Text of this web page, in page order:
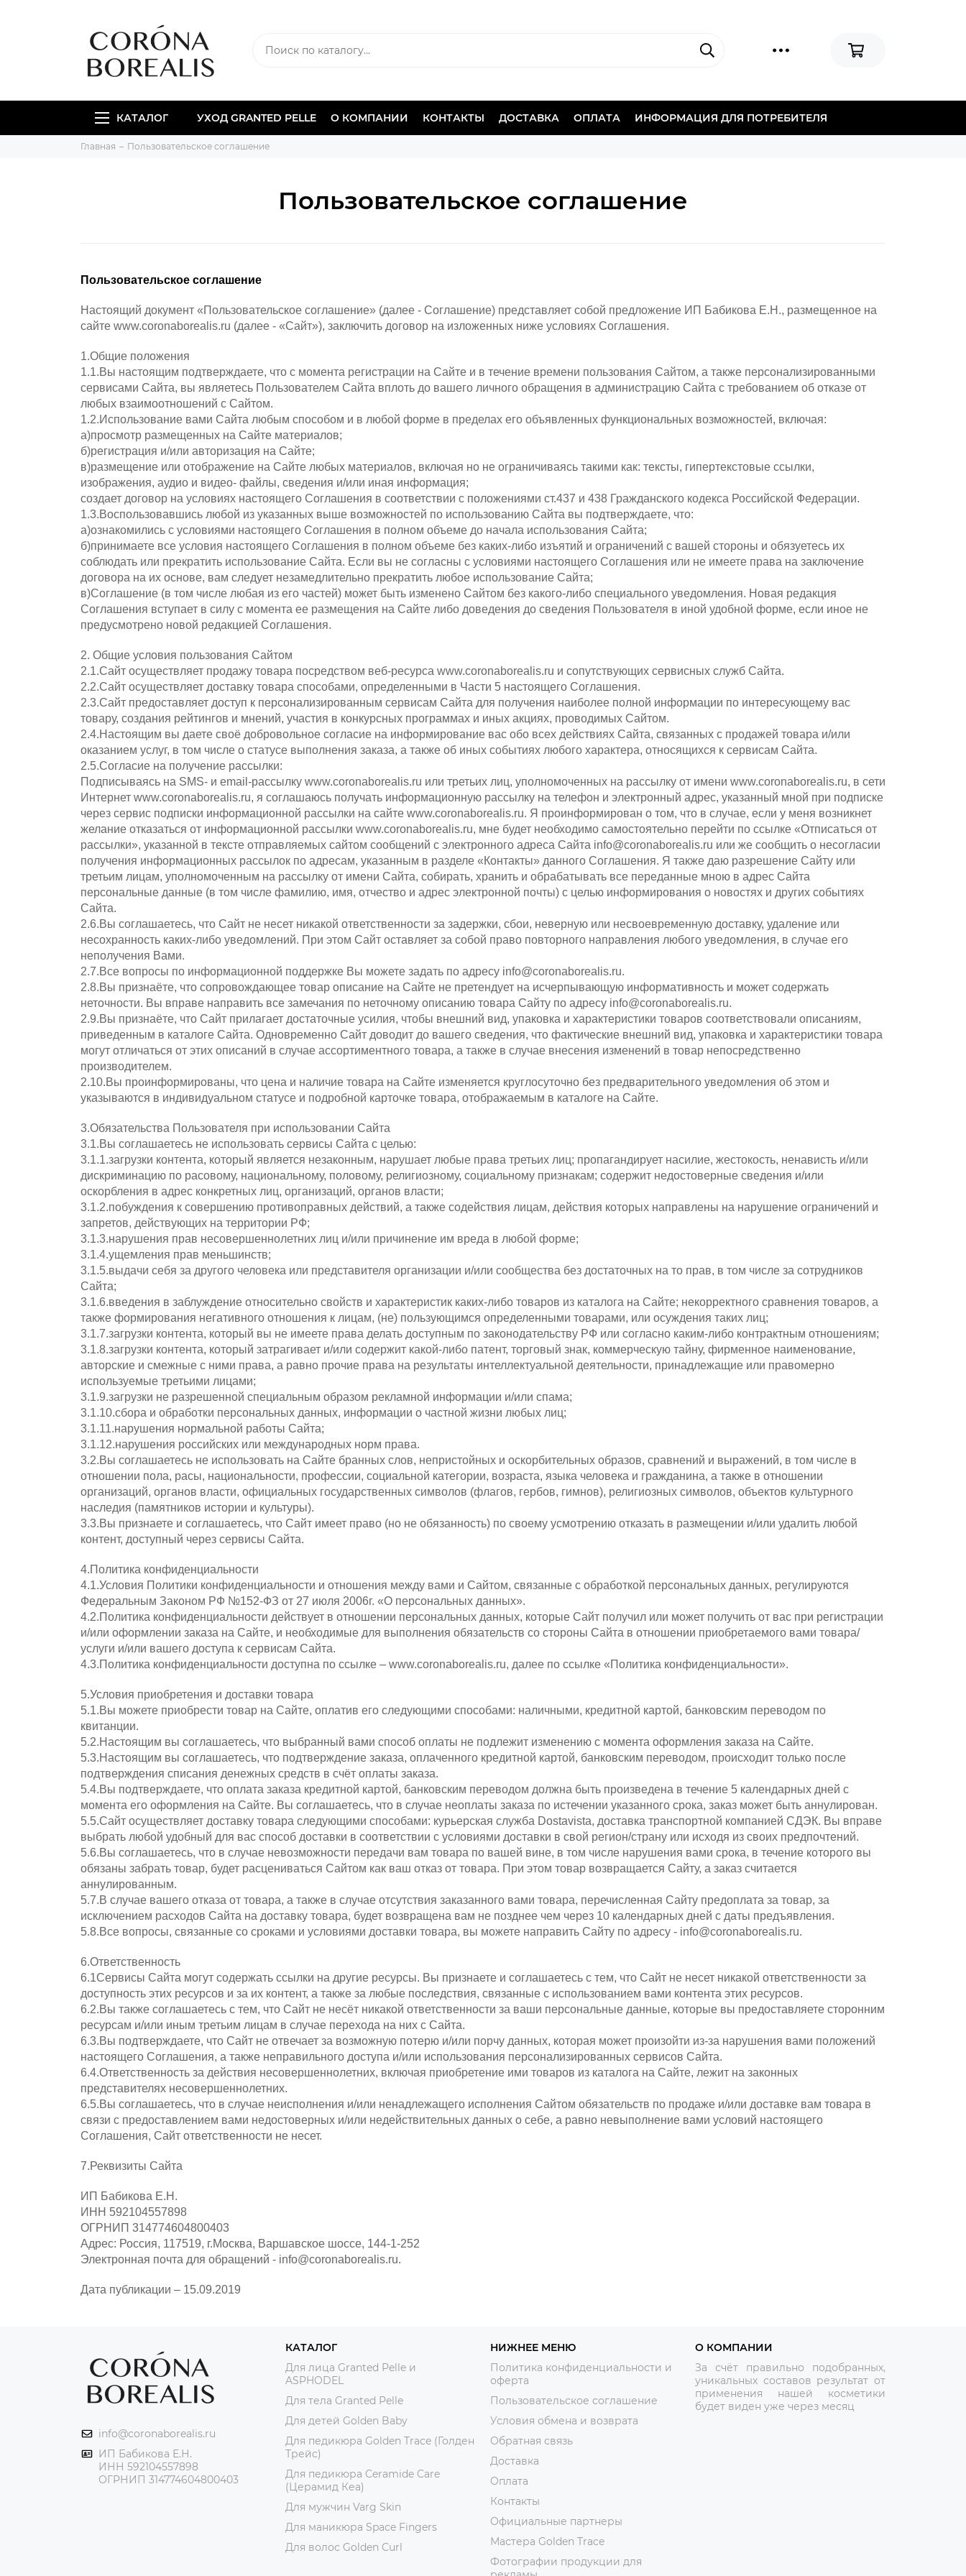
КАТАЛОГ УХОД GRANTED PELLE О КОМПАНИИ КОНТАКТЫ ДОСТАВКА ОПЛАТА ИНФОРМАЦИЯ ДЛЯ ПОТРЕБИТЕЛЯ
Главная Пользовательское соглашение
Пользовательское соглашение
Пользовательское соглашение
Настоящий документ «Пользовательское соглашение» (далее - Соглашение) представляет собой предложение ИП Бабикова Е.Н., размещенное на
сайте www.coronaborealis.ru (далее - «Сайт»), заключить договор на изложенных ниже условиях Соглашения.
1.Общие положения
1.1.Вы настоящим подтверждаете, что с момента регистрации на Сайте и в течение времени пользования Сайтом, а также персонализированными
сервисами Сайта, вы являетесь Пользователем Сайта вплоть до вашего личного обращения в администрацию Сайта с требованием об отказе от
любых взаимоотношений с Сайтом.
1.2.Использование вами Сайта любым способом и в любой форме в пределах его объявленных функциональных возможностей, включая:
а)просмотр размещенных на Сайте материалов;
б)регистрация и/или авторизация на Сайте;
в)размещение или отображение на Сайте любых материалов, включая но не ограничиваясь такими как: тексты, гипертекстовые ссылки,
изображения, аудио и видео- файлы, сведения и/или иная информация;
создает договор на условиях настоящего Соглашения в соответствии с положениями ст.437 и 438 Гражданского кодекса Российской Федерации.
1.3.Воспользовавшись любой из указанных выше возможностей по использованию Сайта вы подтверждаете, что:
а)ознакомились с условиями настоящего Соглашения в полном объеме до начала использования Сайта;
б)принимаете все условия настоящего Соглашения в полном объеме без каких-либо изъятий и ограничений с вашей стороны и обязуетесь их
соблюдать или прекратить использование Сайта. Если вы не согласны с условиями настоящего Соглашения или не имеете права на заключение
договора на их основе, вам следует незамедлительно прекратить любое использование Сайта;
в)Соглашение (в том числе любая из его частей) может быть изменено Сайтом без какого-либо специального уведомления. Новая редакция
Соглашения вступает в силу с момента ее размещения на Сайте либо доведения до сведения Пользователя в иной удобной форме, если иное не
предусмотрено новой редакцией Соглашения.
2. Общие условия пользования Сайтом
2.1.Сайт осуществляет продажу товара посредством веб-ресурса www.coronaborealis.ru и сопутствующих сервисных служб Сайта.
2.2.Сайт осуществляет доставку товара способами, определенными в Части 5 настоящего Соглашения.
2.3.Сайт предоставляет доступ к персонализированным сервисам Сайта для получения наиболее полной информации по интересующему вас
товару, создания рейтингов и мнений, участия в конкурсных программах и иных акциях, проводимых Сайтом.
2.4.Настоящим вы даете своё добровольное согласие на информирование вас обо всех действиях Сайта, связанных с продажей товара и/или
оказанием услуг, в том числе о статусе выполнения заказа, а также об иных событиях любого характера, относящихся к сервисам Сайта.
2.5.Согласие на получение рассылки:
Подписываясь на SMS- и email-рассылку www.coronaborealis.ru или третьих лиц, уполномоченных на рассылку от имени www.coronaborealis.ru, в сети
Интернет www.coronaborealis.ru, я соглашаюсь получать информационную рассылку на телефон и электронный адрес, указанный мной при подписке
через сервис подписки информационной рассылки на сайте www.coronaborealis.ru. Я проинформирован о том, что в случае, если у меня возникнет
желание отказаться от информационной рассылки www.coronaborealis.ru, мне будет необходимо самостоятельно перейти по ссылке «Отписаться от
рассылки», указанной в тексте отправляемых сайтом сообщений с электронного адреса Сайта info@coronaborealis.ru или же сообщить о несогласии
получения информационных рассылок по адресам, указанным в разделе «Контакты» данного Соглашения. Я также даю разрешение Сайту или
третьим лицам, уполномоченным на рассылку от имени Сайта, собирать, хранить и обрабатывать все переданные мною в адрес Сайта
персональные данные (в том числе фамилию, имя, отчество и адрес электронной почты) с целью информирования о новостях и других событиях
Сайта.
2.6.Вы соглашаетесь, что Сайт не несет никакой ответственности за задержки, сбои, неверную или несвоевременную доставку, удаление или
несохранность каких-либо уведомлений. При этом Сайт оставляет за собой право повторного направления любого уведомления, в случае его
неполучения Вами.
2.7.Все вопросы по информационной поддержке Вы можете задать по адресу info@coronaborealis.ru.
2.8.Вы признаёте, что сопровождающее товар описание на Сайте не претендует на исчерпывающую информативность и может содержать
неточности. Вы вправе направить все замечания по неточному описанию товара Сайту по адресу info@coronaborealis.ru.
2.9.Вы признаёте, что Сайт прилагает достаточные усилия, чтобы внешний вид, упаковка и характеристики товаров соответствовали описаниям,
приведенным в каталоге Сайта. Одновременно Сайт доводит до вашего сведения, что фактические внешний вид, упаковка и характеристики товара
могут отличаться от этих описаний в случае ассортиментного товара, а также в случае внесения изменений в товар непосредственно
производителем.
2.10.Вы проинформированы, что цена и наличие товара на Сайте изменяется круглосуточно без предварительного уведомления об этом и
указываются в индивидуальном статусе и подробной карточке товара, отображаемым в каталоге на Сайте.
3.Обязательства Пользователя при использовании Сайта
3.1.Вы соглашаетесь не использовать сервисы Сайта с целью:
3.1.1.загрузки контента, который является незаконным, нарушает любые права третьих лиц; пропагандирует насилие, жестокость, ненависть и/или
дискриминацию по расовому, национальному, половому, религиозному, социальному признакам; содержит недостоверные сведения и/или
оскорбления в адрес конкретных лиц, организаций, органов власти;
3.1.2.побуждения к совершению противоправных действий, а также содействия лицам, действия которых направлены на нарушение ограничений и
запретов, действующих на территории РФ;
3.1.3.нарушения прав несовершеннолетних лиц и/или причинение им вреда в любой форме;
3.1.4.ущемления прав меньшинств;
3.1.5.выдачи себя за другого человека или представителя организации и/или сообщества без достаточных на то прав, в том числе за сотрудников
Сайта;
3.1.6.введения в заблуждение относительно свойств и характеристик каких-либо товаров из каталога на Сайте; некорректного сравнения товаров, а
также формирования негативного отношения к лицам, (не) пользующимся определенными товарами, или осуждения таких лиц;
3.1.7.загрузки контента, который вы не имеете права делать доступным по законодательству РФ или согласно каким-либо контрактным отношениям;
3.1.8.загрузки контента, который затрагивает и/или содержит какой-либо патент, торговый знак, коммерческую тайну, фирменное наименование,
авторские и смежные с ними права, а равно прочие права на результаты интеллектуальной деятельности, принадлежащие или правомерно
используемые третьими лицами;
3.1.9.загрузки не разрешенной специальным образом рекламной информации и/или спама;
3.1.10.сбора и обработки персональных данных, информации о частной жизни любых лиц;
3.1.11.нарушения нормальной работы Сайта;
3.1.12.нарушения российских или международных норм права.
3.2.Вы соглашаетесь не использовать на Сайте бранных слов, непристойных и оскорбительных образов, сравнений и выражений, в том числе в
отношении пола, расы, национальности, профессии, социальной категории, возраста, языка человека и гражданина, а также в отношении
организаций, органов власти, официальных государственных символов (флагов, гербов, гимнов), религиозных символов, объектов культурного
наследия (памятников истории и культуры).
3.3.Вы признаете и соглашаетесь, что Сайт имеет право (но не обязанность) по своему усмотрению отказать в размещении и/или удалить любой
контент, доступный через сервисы Сайта.
4.Политика конфиденциальности
4.1.Условия Политики конфиденциальности и отношения между вами и Сайтом, связанные с обработкой персональных данных, регулируются
Федеральным Законом РФ №152-ФЗ от 27 июля 2006г. «О персональных данных».
4.2.Политика конфиденциальности действует в отношении персональных данных, которые Сайт получил или может получить от вас при регистрации
и/или оформлении заказа на Сайте, и необходимые для выполнения обязательств со стороны Сайта в отношении приобретаемого вами товара/
услуги и/или вашего доступа к сервисам Сайта.
4.3.Политика конфиденциальности доступна по ссылке – www.coronaborealis.ru, далее по ссылке «Политика конфиденциальности».
5.Условия приобретения и доставки товара
5.1.Вы можете приобрести товар на Сайте, оплатив его следующими способами: наличными, кредитной картой, банковским переводом по
квитанции.
5.2.Настоящим вы соглашаетесь, что выбранный вами способ оплаты не подлежит изменению с момента оформления заказа на Сайте.
5.3.Настоящим вы соглашаетесь, что подтверждение заказа, оплаченного кредитной картой, банковским переводом, происходит только после
подтверждения списания денежных средств в счёт оплаты заказа.
5.4.Вы подтверждаете, что оплата заказа кредитной картой, банковским переводом должна быть произведена в течение 5 календарных дней с
момента его оформления на Сайте. Вы соглашаетесь, что в случае неоплаты заказа по истечении указанного срока, заказ может быть аннулирован.
5.5.Сайт осуществляет доставку товара следующими способами: курьерская служба Dostavista, доставка транспортной компанией СДЭК. Вы вправе
выбрать любой удобный для вас способ доставки в соответствии с условиями доставки в свой регион/страну или исходя из своих предпочтений.
5.6.Вы соглашаетесь, что в случае невозможности передачи вам товара по вашей вине, в том числе нарушения вами срока, в течение которого вы
обязаны забрать товар, будет расцениваться Сайтом как ваш отказ от товара. При этом товар возвращается Сайту, а заказ считается
аннулированным.
5.7.В случае вашего отказа от товара, а также в случае отсутствия заказанного вами товара, перечисленная Сайту предоплата за товар, за
исключением расходов Сайта на доставку товара, будет возвращена вам не позднее чем через 10 календарных дней с даты предъявления.
5.8.Все вопросы, связанные со сроками и условиями доставки товара, вы можете направить Сайту по адресу - info@coronaborealis.ru.
6.Ответственность
6.1Сервисы Сайта могут содержать ссылки на другие ресурсы. Вы признаете и соглашаетесь с тем, что Сайт не несет никакой ответственности за
доступность этих ресурсов и за их контент, а также за любые последствия, связанные с использованием вами контента этих ресурсов.
6.2.Вы также соглашаетесь с тем, что Сайт не несёт никакой ответственности за ваши персональные данные, которые вы предоставляете сторонним
ресурсам и/или иным третьим лицам в случае перехода на них с Сайта.
6.3.Вы подтверждаете, что Сайт не отвечает за возможную потерю и/или порчу данных, которая может произойти из-за нарушения вами положений
настоящего Соглашения, а также неправильного доступа и/или использования персонализированных сервисов Сайта.
6.4.Ответственность за действия несовершеннолетних, включая приобретение ими товаров из каталога на Сайте, лежит на законных
представителях несовершеннолетних.
6.5.Вы соглашаетесь, что в случае неисполнения и/или ненадлежащего исполнения Сайтом обязательств по продаже и/или доставке вам товара в
связи с предоставлением вами недостоверных и/или недействительных данных о себе, а равно невыполнение вами условий настоящего
Соглашения, Сайт ответственности не несет.
7.Реквизиты Сайта
ИП Бабикова Е.Н.
ИНН 592104557898
ОГРНИП 314774604800403
Адрес: Россия, 117519, г.Москва, Варшавское шоссе, 144-1-252
Электронная почта для обращений - info@coronaborealis.ru.
Дата публикации – 15.09.2019
info@coronaborealis.ru
ИП Бабикова Е.Н.
ИНН 592104557898
ОГРНИП 314774604800403
КАТАЛОГ
Для лица Granted Pelle и
ASPHODEL
Для тела Granted Pelle
Для детей Golden Baby
Для педикюра Golden Trace (Голден
Трейс)
Для педикюра Ceramide Care
(Церамид Кеа)
Для мужчин Varg Skin
Для маникюра Space Fingers
Для волос Golden Curl
НИЖНЕЕ МЕНЮ
Политика конфиденциальности и
оферта
Пользовательское соглашение
Условия обмена и возврата
Обратная связь
Доставка
Оплата
Контакты
Официальные партнеры
Мастера Golden Trace
Фотографии продукции для
О КОМПАНИИ
За счёт правильно подобранных,
уникальных составов результат от
применения нашей косметики
будет виден уже через месяц